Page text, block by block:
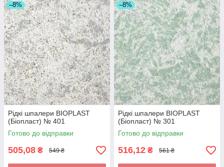
–8%
Рідкі шпалери BIOPLAST
(Біопласт) № 401
Готово до відправки
505,08 ₴ 549 ₴
–8%
Рідкі шпалери BIOPLAST
(Біопласт) № 301
Готово до відправки
516,12 ₴ 561 ₴